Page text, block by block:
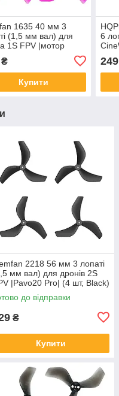
1635 40 мм 3
(1,5 мм вал) для
1S FPV |мотор
Купити
6
249
2218 56 мм 3 лопаті
мм вал) для дронів 2S
|Pavo20 Pro| (4 шт, Black)
до відправки
₴
Купити